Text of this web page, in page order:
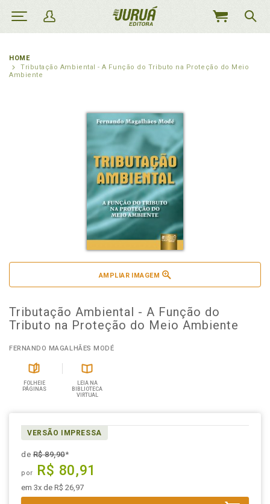
MEU
HOME
Tributação Ambiental - A Função do Tributo na Proteção do Meio
Ambiente
AMPLIAR IMAGEM
Tributação Ambiental - A Função do
Tributo na Proteção do Meio Ambiente
FERNANDO MAGALHÃES MODÉ
FOLHEIE
PÁGINAS
LEIA NA
BIBLIOTECA
VIRTUAL
VERSÃO IMPRESSA
deR$ 89,90*
por R$ 80,91
em 3x de R$ 26,97